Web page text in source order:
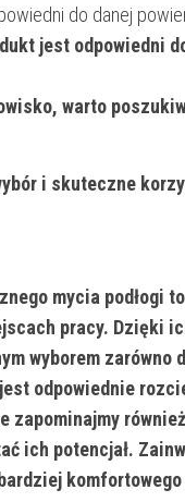
do danej
jest odpowiedni
warto
i skuteczne
mycia podłogi
pracy. Dzięki
wyborem
odpowiednie
ich potencjał.